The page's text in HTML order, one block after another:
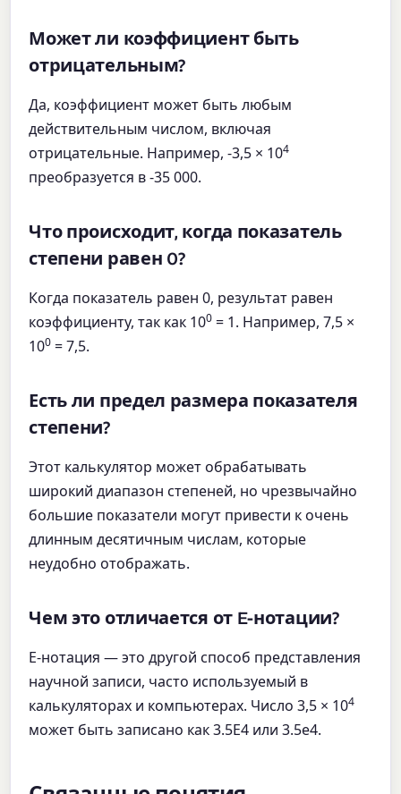
Может ли коэффициент быть
отрицательным?
Да, коэффициент может быть любым
действительным числом, включая
отрицательные. Например, -3,5 × 104
преобразуется в -35 000.
Что происходит, когда показатель
степени равен 0?
Когда показатель равен 0, результат равен
коэффициенту, так как 100 = 1. Например, 7,5 ×
100 = 7,5.
Есть ли предел размера показателя
степени?
Этот калькулятор может обрабатывать
широкий диапазон степеней, но чрезвычайно
большие показатели могут привести к очень
длинным десятичным числам, которые
неудобно отображать.
Чем это отличается от E-нотации?
E-нотация — это другой способ представления
научной записи, часто используемый в
калькуляторах и компьютерах. Число 3,5 × 104
может быть записано как 3.5E4 или 3.5e4.